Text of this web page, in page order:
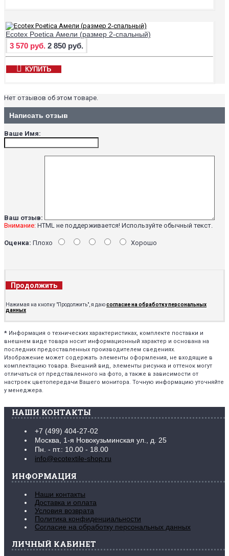
Ecotex Poetica Амели (размер 2-спальный)
3 570 руб. 2 850 руб.
КУПИТЬ
Нет отзывов об этом товаре.
Написать отзыв
Ваше Имя:
Ваш отзыв:
Внимание: HTML не поддерживается! Используйте обычный текст.
Оценка: Плохо Хорошо
Продолжить
Нажимая на кнопку "Продолжить", я даюсогласие на обработку персональных
данных
* Информация о технических характеристиках, комплекте поставки и
внешнем виде товара носит информационный характер и основана на
последних предоставленных производителем сведениях.
Изображение может содержать элементы оформления, не входящие в
комплектацию товара. Внешний вид, элементы рисунка и оттенок могут
отличаться от представленного на фото, а также в зависимости от
настроек цветопередачи Вашего монитора. Точную информацию уточняйте
у менеджера.
НАШИ КОНТАКТЫ
+7 (499) 404-27-02
Москва, 1-я Новокузьминская ул., д. 25
Пн. - пт.: 10.00 - 18.00
info@ecotextile-shop.ru
ИНФОРМАЦИЯ
Наши контакты
Доставка и оплата
Условия возврата
Политика конфиденциальности
Согласие на обработку персональных данных
ЛИЧНЫЙ КАБИНЕТ